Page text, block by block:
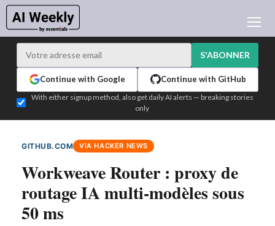
APPRENDRE L'IA
L'ACTU IA DU JOUR
TEST EDITION BUILDER
CONNEXION
S'ABONNER
Continue with Google Continue with GitHub
With either signup method, also get daily AI alerts — breaking stories
only
GITHUB.COM VIA HACKER NEWS
Workweave Router : proxy de
routage IA multi-modèles sous
50 ms